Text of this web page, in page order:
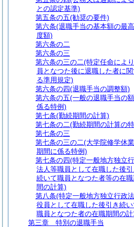
との認定基準)
第五条の五(勧奨の要件)
第六条(退職手当の基本額の最
度額)
第六条の二
第六条の三
第六条の三の二(特定任命によ
員となつた後に退職した者に関
る準用規定)
第六条の四(退職手当の調整額)
第六条の五(一般の退職手当の
係る特例)
第七条(勤続期間の計算)
第七条の二(勤続期間の計算の
第七条の三
第七条の三の二(大学院修学休
期間に係る特例)
第七条の四(特定一般地方独立
法人等職員として在職した後引
続いて職員となつた者等の在職
間の計算)
第八条(特定一般地方独立行政
役員として在職した後引き続い
職員となつた者の在職期間の
第三章
特別の退職手当